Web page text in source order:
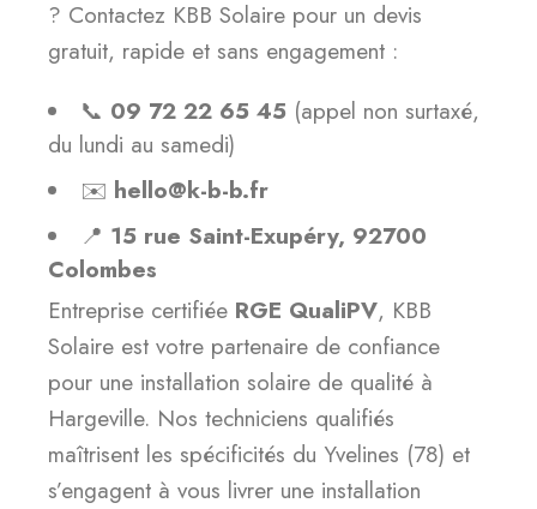
? Contactez KBB Solaire pour un devis
gratuit, rapide et sans engagement :
📞 09 72 22 65 45 (appel non surtaxé,
du lundi au samedi)
✉️ hello@k-b-b.fr
📍 15 rue Saint-Exupéry, 92700
Colombes
Entreprise certifiée RGE QualiPV, KBB
Solaire est votre partenaire de confiance
pour une installation solaire de qualité à
Hargeville. Nos techniciens qualifiés
maîtrisent les spécificités du Yvelines (78) et
s’engagent à vous livrer une installation